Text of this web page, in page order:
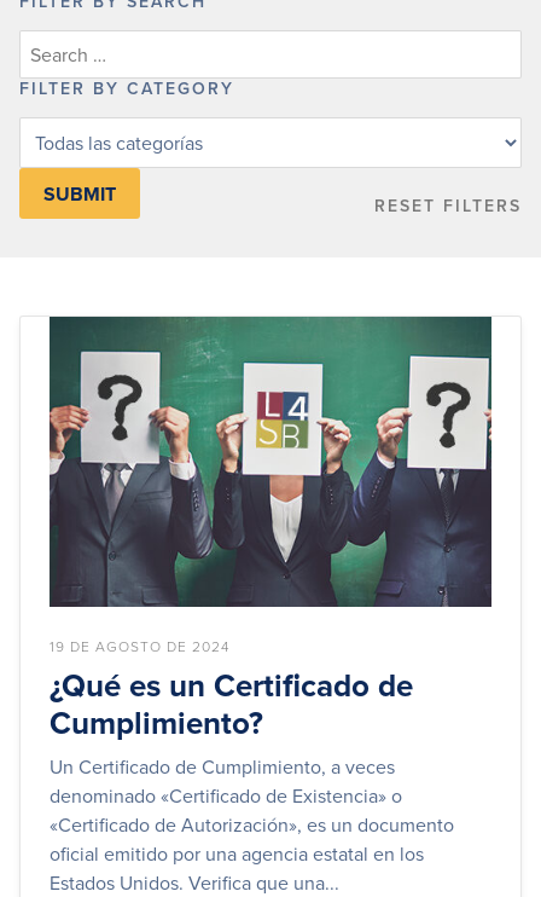
FILTER BY CATEGORY
Filter
category
RESET FILTERS
19 DE AGOSTO DE 2024
¿Qué es un Certificado de
Cumplimiento?
Un Certificado de Cumplimiento, a veces
denominado «Certificado de Existencia» o
«Certificado de Autorización», es un documento
oficial emitido por una agencia estatal en los
Estados Unidos. Verifica que una...